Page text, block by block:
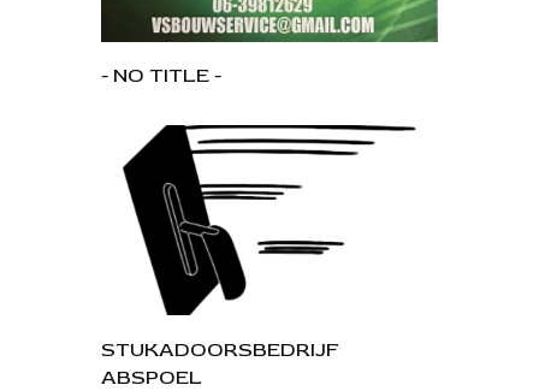
- NO TITLE -
STUKADOORSBEDRIJF
ABSPOEL